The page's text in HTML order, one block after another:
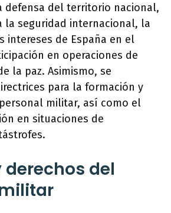
defensa del territorio nacional,
la seguridad internacional, la
intereses de España en el
en operaciones de
la paz. Asimismo, se
para la formación y
militar, así como el
en situaciones de
derechos del